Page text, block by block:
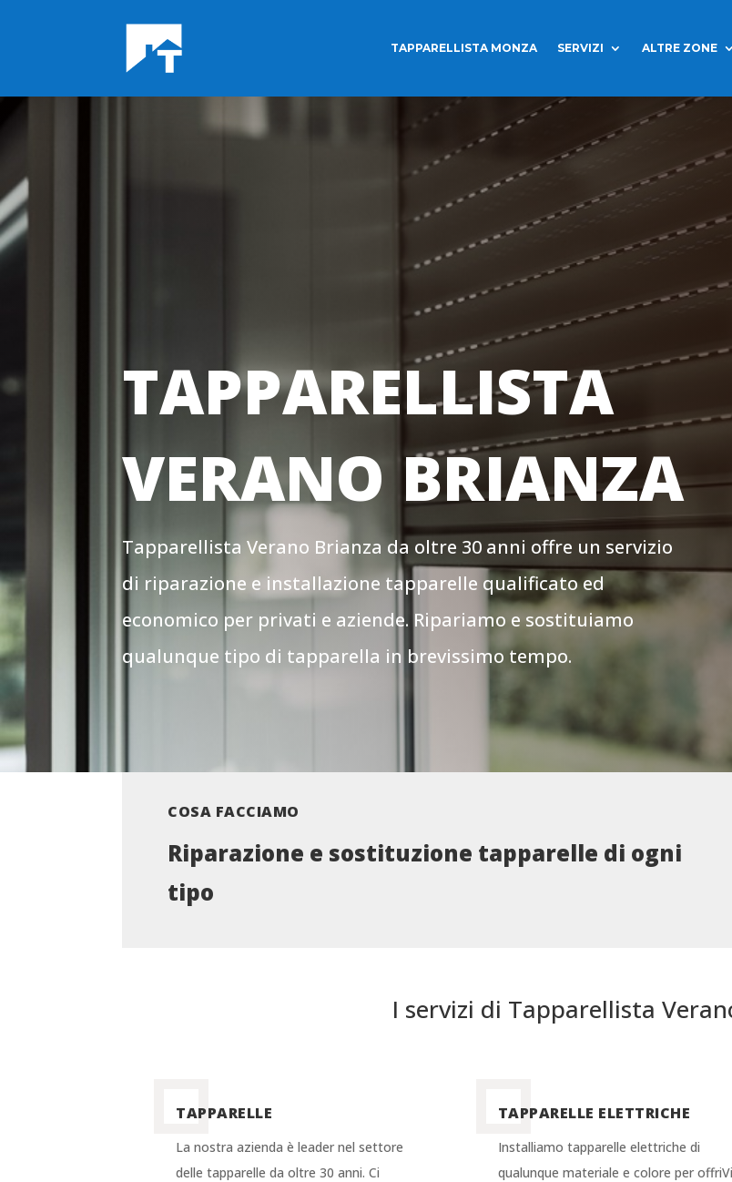
TAPPARELLISTA MONZA SERVIZI ALTRE ZONE
TAPPARELLISTA
VERANO BRIANZA
Tapparellista Verano Brianza da oltre 30 anni offre un servizio
di riparazione e installazione tapparelle qualificato ed
economico per privati e aziende. Ripariamo e sostituiamo
qualunque tipo di tapparella in brevissimo tempo.
COSA FACCIAMO
Riparazione e sostituzione tapparelle di ogni
tipo
I servizi di Tapparellista
TAPPARELLE
La nostra azienda è leader nel settore
delle tapparelle da oltre 30 anni. Ci
TAPPARELLE ELETTRICHE
Installiamo tapparelle elettriche di
qualunque materiale e colore per offriVi